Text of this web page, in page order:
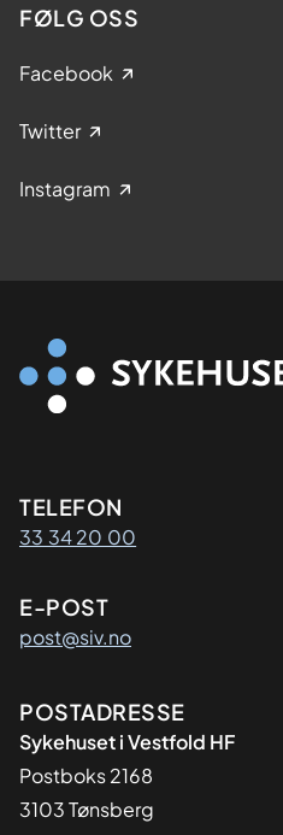
FØLG OSS
Facebook
Twitter
Instagram
TELEFON
33 34 20 00
E-POST
post@siv.no
Adresse
POSTADRESSE
Sykehuset i Vestfold HF
Postboks 2168
3103 Tønsberg